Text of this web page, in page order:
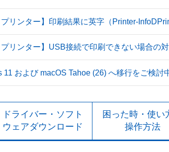
プリンター】印刷結果に英字（Printer-
プリンター】USB接続で印刷できない場合の
11 および macOS Tahoe (26) へ移行をご検討
ドライバー・ソフト
ウェアダウンロード
困った時・使い
操作方法